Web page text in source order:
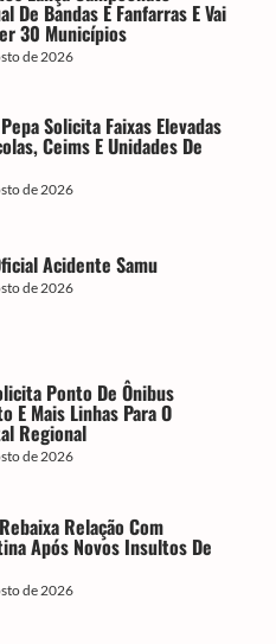
De Bandas E Fanfarras E Vai
30 Municípios
de 2026
Solicita Faixas Elevadas
Ceims E Unidades De
de 2026
Acidente Samu
de 2026
Ponto De Ônibus
E Mais Linhas Para O
Regional
de 2026
Relação Com
Após Novos Insultos De
de 2026